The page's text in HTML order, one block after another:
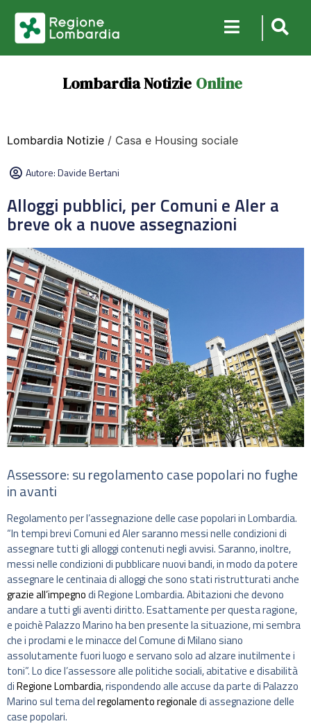
Lombardia Notizie Online
Lombardia Notizie / Casa e Housing sociale
Autore:Davide Bertani
Alloggi pubblici, per Comuni e Aler a
breve ok a nuove assegnazioni
Assessore: su regolamento case popolari no fughe
in avanti
Regolamento per l’assegnazione delle case popolari in Lombardia.
“In tempi brevi Comuni ed Aler saranno messi nelle condizioni di
assegnare tutti gli alloggi contenuti negli avvisi. Saranno, inoltre,
messi nelle condizioni di pubblicare nuovi bandi, in modo da potere
assegnare le centinaia di alloggi che sono stati ristrutturati anche
grazie all’impegnodi Regione Lombardia. Abitazioni che devono
andare a tutti gli aventi diritto. Esattamente per questa ragione,
e poichè Palazzo Marino ha ben presente la situazione, mi sembra
che i proclami e le minacce del Comune di Milano siano
assolutamente fuori luogo e servano solo ad alzare inutilmente i
toni”. Lo dice l’assessore alle politiche sociali, abitative e disabilità
diRegione Lombardia, rispondendo alle accuse da parte di Palazzo
Marino sul tema delregolamento regionaledi assegnazione delle
case popolari.